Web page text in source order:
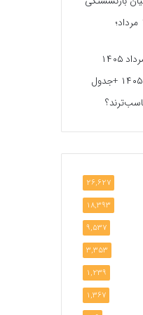
جدول قیمت ایران‌خودرو امروز جمعه ۱۶ مرداد؛
26,627
18,393
9,537
3,353
1,239
1,367